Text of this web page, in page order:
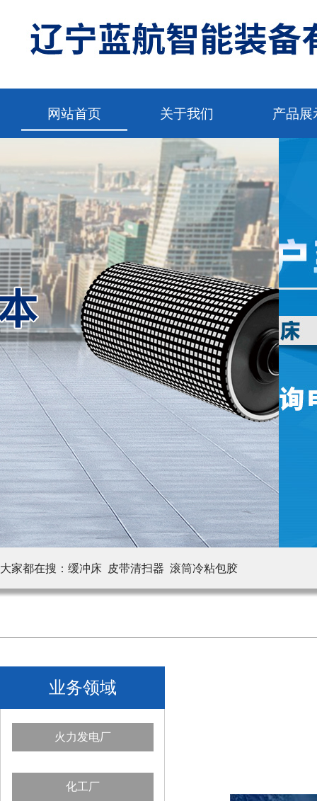
网站首页 关于我们 产品展
大家都在搜： 缓冲床 皮带清扫器 滚筒冷粘包胶
业务领域
火力发电厂
化工厂